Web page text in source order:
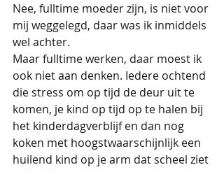
Nee, fulltime moeder zijn, is niet voor
mij weggelegd, daar was ik inmiddels
wel achter.
Maar fulltime werken, daar moest ik
ook niet aan denken. Iedere ochtend
die stress om op tijd de deur uit te
komen, je kind op tijd op te halen bij
het kinderdagverblijf en dan nog
koken met hoogstwaarschijnlijk een
huilend kind op je arm dat scheel ziet